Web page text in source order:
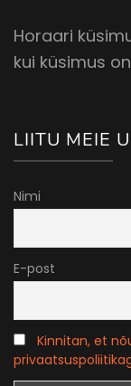
Horaari
kui küsimus
LIITU MEIE
Nimi
E-post
Kinnitan, et